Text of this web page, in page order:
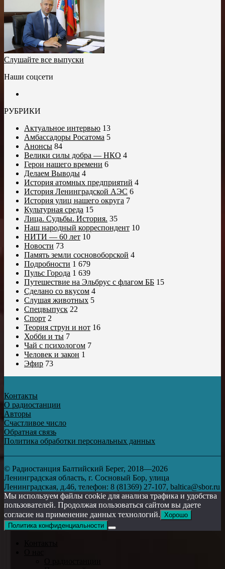
Слушайте все выпуски
Наши соцсети
РУБРИКИ
Актуальное интервью 13
Амбассадоры Росатома 5
Анонсы 84
Велики силы добра — НКО 4
Герои нашего времени 6
Делаем Выводы 4
История атомных предприятий 4
История Ленинградской АЭС 6
История улиц нашего округа 7
Культурная среда 15
Лица. Судьбы. История. 35
Наш народный корреспондент 10
НИТИ — 60 лет 10
Новости 73
Память земли сосновоборской 4
Подробности 1 679
Пульс Города 1 639
Путешествие на Эльбрус с флагом ББ 15
Сделано со вкусом 4
Слушая животных 5
Спецвыпуск 22
Спорт 2
Теория струн и нот 16
Хобби и ты 7
Чай с психологом 7
Человек и закон 1
Эфир 73
Контакты
О радиостанции
Авторы
Счастливое число
Обратная связь
Политика обработки персональных данных
© Радиостанция Балтийский Берег, 2018—2026
Ленинградская область, г. Сосновый Бор, улица
Ленинградская, д.46, телефон: 8 (81369) 27-107, baltica@sbor.ru
Мы используем файлы cookie для анализа трафика и удобства
пользователей. Продолжая пользоваться сайтом вы даете
согласие на применение данных технологий. Хорошо
Политика конфиденциальности